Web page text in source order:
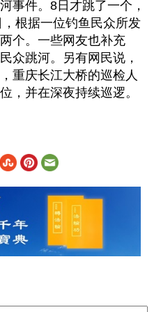
事件。8日才跳了一个，
根据一位钓鱼民众所发
个。一些网友也补充
众跳河。另有网民说，
重庆长江大桥的巡检人
，并在深夜持续巡逻。